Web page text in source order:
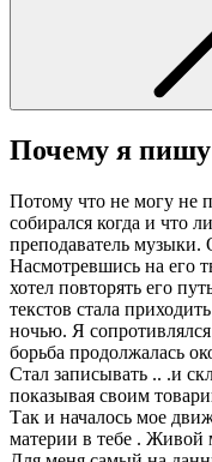
Почему я пишу
Потому что не могу не
собирался когда и что
преподаватель
Насмотревшись на его
хотел повторять его
текстов стала
ночью. Я
борьба продолжалась
Стал записывать .. .и
показывая своим
Так и началось мое
материи в тебе . Живой